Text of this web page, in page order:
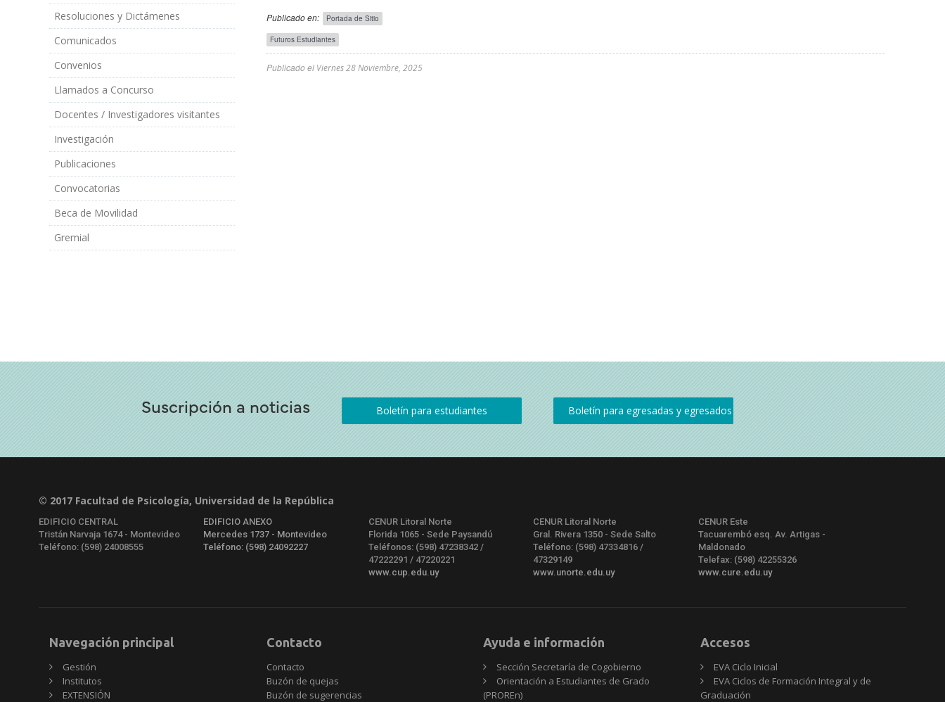
Resoluciones y Dictámenes
Comunicados
Convenios
Llamados a Concurso
Docentes / Investigadores visitantes
Investigación
Publicaciones
Convocatorias
Beca de Movilidad
Gremial
Publicado en: Portada de Sitio
Público
Objetivo
Futuros Estudiantes
Publicado el Viernes 28 Noviembre, 2025
Suscripción a noticias
© 2017 Facultad de Psicología, Universidad de la República
EDIFICIO CENTRAL
Tristán Narvaja 1674 - Montevideo
Teléfono: (598) 24008555
EDIFICIO ANEXO
Mercedes 1737 - Montevideo
Teléfono: (598) 24092227
CENUR Litoral Norte
Florida 1065 - Sede Paysandú
Teléfonos: (598) 47238342 /
47222291 / 47220221
www.cup.edu.uy
CENUR Litoral Norte
Gral. Rivera 1350 - Sede Salto
Teléfono: (598) 47334816 /
47329149
www.unorte.edu.uy
CENUR Este
Tacuarembó esq. Av. Artigas -
Maldonado
Telefax: (598) 42255326
www.cure.edu.uy
Navegación principal
Gestión
Institutos
EXTENSIÓN
Contacto
Contacto
Buzón de quejas
Buzón de sugerencias
Ayuda e información
Sección Secretaría de Cogobierno
Orientación a Estudiantes de Grado
(PROREn)
Accesos
EVA Ciclo Inicial
EVA Ciclos de Formación Integral y de
Graduación